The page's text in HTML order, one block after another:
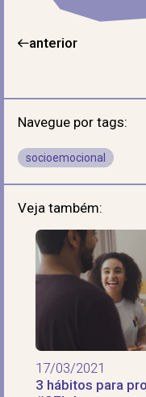
anterior
Navegue por tags:
socioemocional
Veja também:
17/03/2021
3 hábitos para